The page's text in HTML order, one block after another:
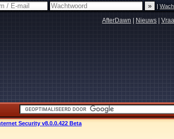
|
AfterDawn Nieuws
Security v8.0.0.422 Beta